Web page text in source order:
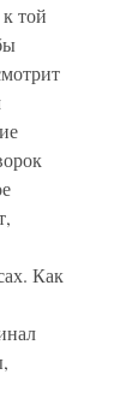
той
Как